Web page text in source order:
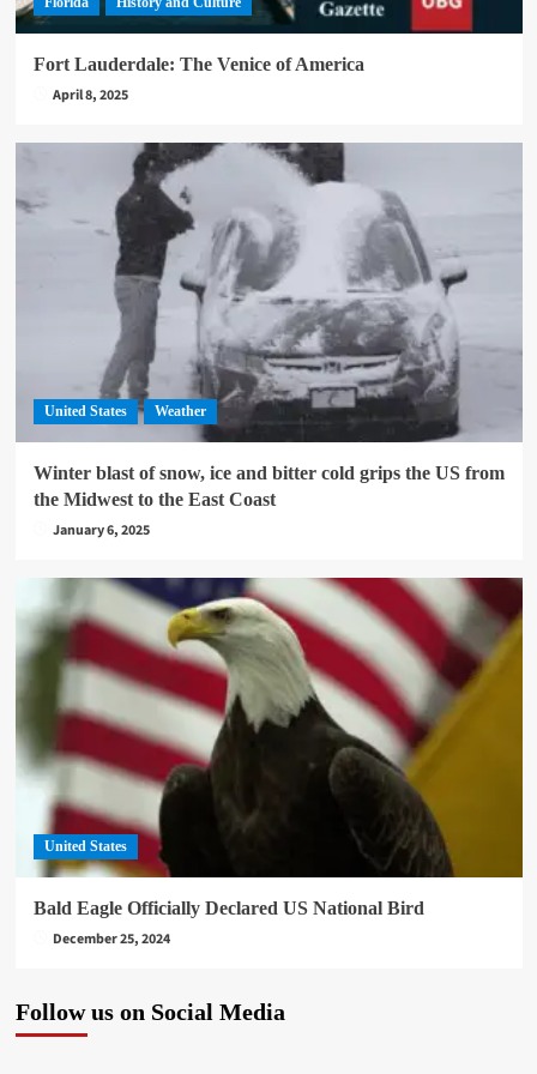
Fort Lauderdale: The Venice of America
April 8, 2025
United States Weather
Winter blast of snow, ice and bitter cold grips the US from
the Midwest to the East Coast
January 6, 2025
United States
Bald Eagle Officially Declared US National Bird
December 25, 2024
Follow us on Social Media